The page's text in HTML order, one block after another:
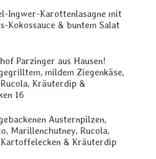
Ingwer-Karottenlasagne mit
Kokossauce & buntem Salat
Parzinger aus Hausen!
mildem Ziegenkäse,
Kräuterdip &
16
Austernpilzen,
Marillenchutney, Rucola,
& Kräuterdip